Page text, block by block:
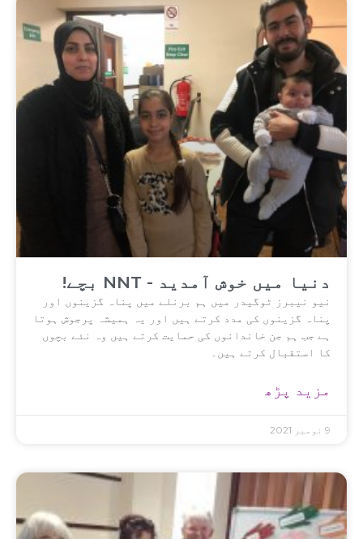
دنیا میں خوش آمدید - NNT بچے!
نیو نیبرز ٹوگیدر میں ہم برنلے میں پناہ گزینوں اور
پناہ گزینوں کی مدد کرتے ہیں اور یہ ہمیشہ پرجوش ہوتا
ہے جب ہم جن خاندانوں کی حمایت کرتے ہیں وہ نئے بچوں
کا استقبال کرتے ہیں۔
مزید پڑھ
9 نومبر 2021